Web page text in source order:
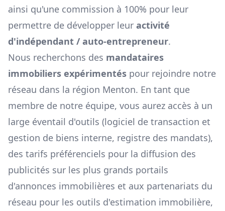
ainsi qu'une commission à 100% pour leur
permettre de développer leur activité
d'indépendant / auto-entrepreneur.
Nous recherchons des mandataires
immobiliers expérimentés pour rejoindre notre
réseau dans la région Menton. En tant que
membre de notre équipe, vous aurez accès à un
large éventail d'outils (logiciel de transaction et
gestion de biens interne, registre des mandats),
des tarifs préférenciels pour la diffusion des
publicités sur les plus grands portails
d'annonces immobilières et aux partenariats du
réseau pour les outils d'estimation immobilière,